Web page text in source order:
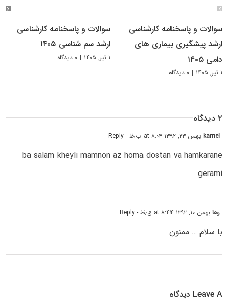
سوالات و پاسخنامه کارشناسی
ارشد پیشگیری بیماری های
دامی ۱۴۰۵
۱ تیر, ۱۴۰۵ | ۰ دیدگاه
سوالات و پاسخنامه کارشناسی
ارشد سم شناسی ۱۴۰۵
۱ تیر, ۱۴۰۵ | ۰ دیدگاه
۲ دیدگاه
kamelبهمن ۲۳, ۱۳۹۲ at ۸:۰۴ ب٫ظ - Reply
ba salam kheyli mamnon az homa dostan va hamkarane
gerami
رهابهمن ۱۰, ۱۳۹۲ at ۸:۴۴ ق٫ظ - Reply
با سلام … ممنون
Leave A دیدگاه